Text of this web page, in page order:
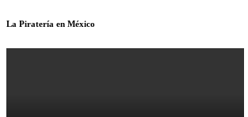
La Piratería en México